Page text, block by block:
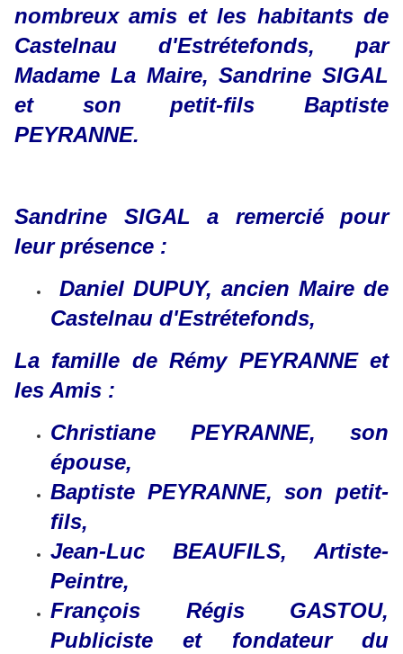
nombreux amis et les habitants de
Castelnau d'Estrétefonds, par
Madame La Maire, Sandrine SIGAL
et son petit-fils Baptiste
PEYRANNE.
Sandrine SIGAL a remercié pour
leur présence :
Daniel DUPUY, ancien Maire de
Castelnau d'Estrétefonds,
La famille de Rémy PEYRANNE et
les Amis :
Christiane PEYRANNE, son
épouse,
Baptiste PEYRANNE, son petit-
fils,
Jean-Luc BEAUFILS, Artiste-
Peintre,
François Régis GASTOU,
Publiciste et fondateur du